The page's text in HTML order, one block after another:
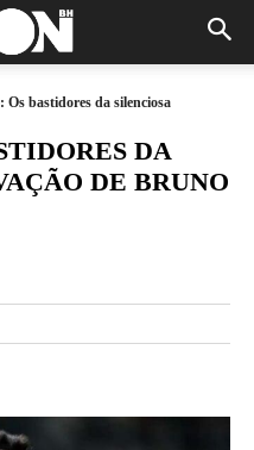
Os bastidores da silenciosa
DA
DE BRUNO